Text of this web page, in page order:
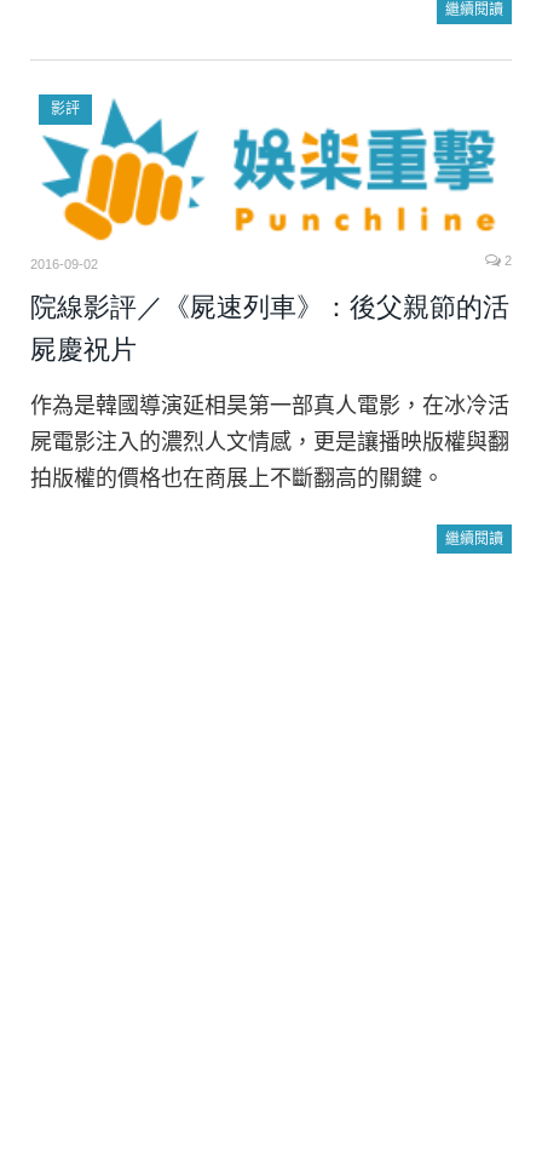
繼續閱讀
影評
2016-09-02 2
院線影評／《屍速列車》：後父親節的活
屍慶祝片
作為是韓國導演延相昊第一部真人電影，在冰冷活
屍電影注入的濃烈人文情感，更是讓播映版權與翻
拍版權的價格也在商展上不斷翻高的關鍵。
繼續閱讀